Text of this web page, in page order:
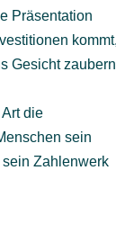
Präsentation
Gesicht zaubern
die
sein
Zahlenwerk